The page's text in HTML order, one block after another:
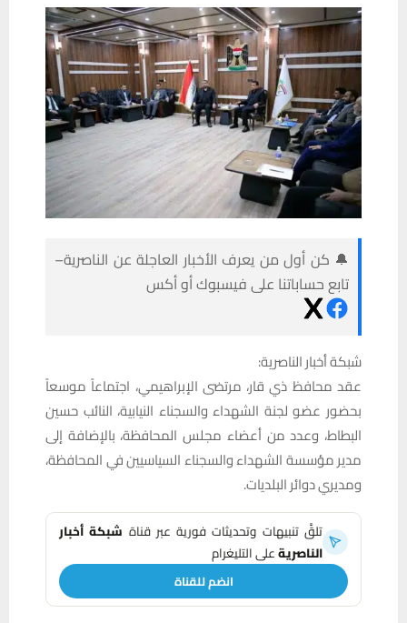
🔔 كن أول من يعرف الأخبار العاجلة عن الناصرية–
تابع حساباتنا على فيسبوك أو أكس
شبكة أخبار الناصرية:
عقد محافظ ذي قار، مرتضى الإبراهيمي، اجتماعاً موسعاً
بحضور عضو لجنة الشهداء والسجناء النيابية، النائب حسين
البطاط، وعدد من أعضاء مجلس المحافظة، بالإضافة إلى
مدير مؤسسة الشهداء والسجناء السياسيين في المحافظة،
ومديري دوائر البلديات.
تلقَّ تنبيهات وتحديثات فورية عبر قناة شبكة أخبار
الناصريةعلى التليغرام
انضم للقناة